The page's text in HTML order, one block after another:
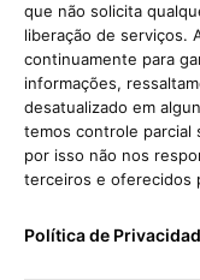
que não solicita
liberação de serviços.
continuamente para
informações,
desatualizado em
temos controle parcial
por isso não nos
terceiros e oferecidos
Política de